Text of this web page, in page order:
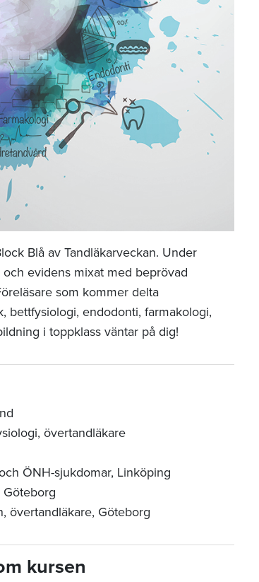
Blå av Tandläkarveckan. Under
evidens mixat med beprövad
som kommer delta
bettfysiologi, endodonti, farmakologi,
i toppklass väntar på dig!
övertandläkare
ÖNH-sjukdomar, Linköping
Göteborg
övertandläkare, Göteborg
kursen